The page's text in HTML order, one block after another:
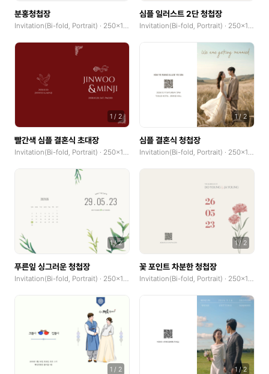
분홍청첩장 심플 일러스트 2단 청첩장
1 / 2
빨간색 심플 결혼식 초대장
Invitation(Bi-fold, Portrait) · 250x185mm
1/2
심플 결혼식 청첩장
Invitation(Bi-fold, Portrait) · 250x185mm
1/2
푸른잎 싱그러운 청첩장
Invitation(Bi-fold, Portrait) · 250x185mm
1/2
꽃 포인트 차분한 청첩장
Invitation(Bi-fold, Portrait) · 250x185mm
1 / 2 1 /2